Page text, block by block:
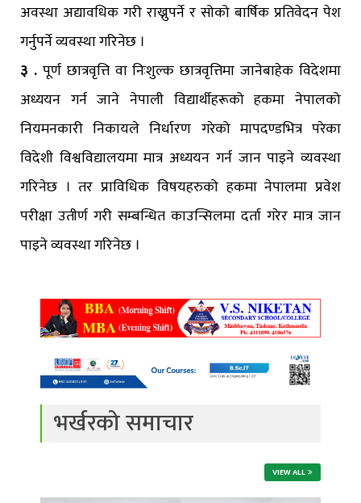
अवस्था अद्यावधिक गरी राख्नुपर्ने र सोको बार्षिक प्रतिवेदन पेश
गर्नुपर्ने व्यवस्था गरिनेछ ।
३ .पूर्ण छात्रवृत्ति वा निःशुल्क छात्रवृत्तिमा जानेबाहेक विदेशमा
अध्ययन गर्न जाने नेपाली विद्यार्थीहरूको हकमा नेपालको
नियमनकारी निकायले निर्धारण गरेको मापदण्डभित्र परेका
विदेशी विश्वविद्यालयमा मात्र अध्ययन गर्न जान पाइने व्यवस्था
गरिनेछ । तर प्राविधिक विषयहरुको हकमा नेपालमा प्रवेश
परीक्षा उतीर्ण गरी सम्बन्धित काउन्सिलमा दर्ता गरेर मात्र जान
पाइने व्यवस्था गरिनेछ ।
भर्खरको समाचार
VIEW ALL